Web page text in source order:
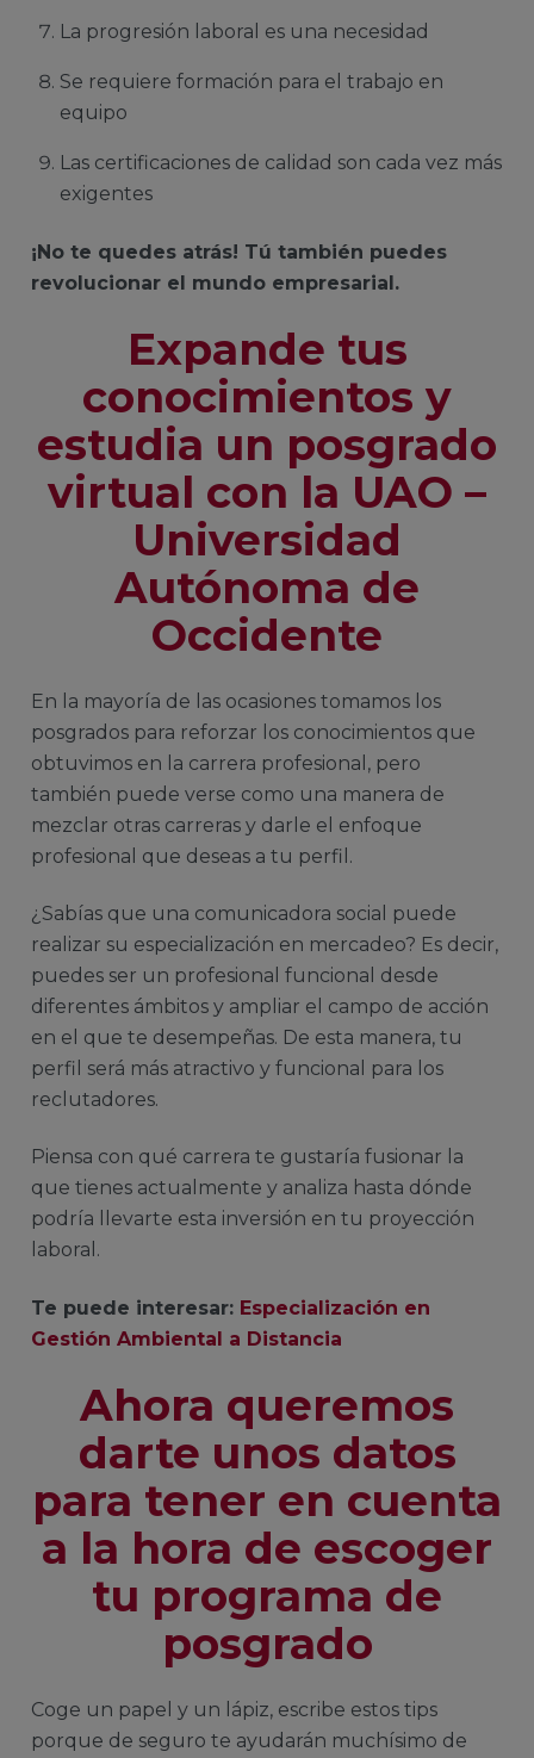
La progresión laboral es una necesidad
Se requiere formación para el trabajo en
equipo
Las certificaciones de calidad son cada vez más
exigentes
¡No te quedes atrás! Tú también puedes
revolucionar el mundo empresarial.
Expande tus
conocimientos y
estudia un posgrado
virtual con la UAO –
Universidad
Autónoma de
Occidente
En la mayoría de las ocasiones tomamos los
posgrados para reforzar los conocimientos que
obtuvimos en la carrera profesional, pero
también puede verse como una manera de
mezclar otras carreras y darle el enfoque
profesional que deseas a tu perfil.
¿Sabías que una comunicadora social puede
realizar su especialización en mercadeo? Es decir,
puedes ser un profesional funcional desde
diferentes ámbitos y ampliar el campo de acción
en el que te desempeñas. De esta manera, tu
perfil será más atractivo y funcional para los
reclutadores.
Piensa con qué carrera te gustaría fusionar la
que tienes actualmente y analiza hasta dónde
podría llevarte esta inversión en tu proyección
laboral.
Te puede interesar: Especialización en
Gestión Ambiental a Distancia
Ahora queremos
darte unos datos
para tener en cuenta
a la hora de escoger
tu programa de
posgrado
Coge un papel y un lápiz, escribe estos tips
porque de seguro te ayudarán muchísimo de